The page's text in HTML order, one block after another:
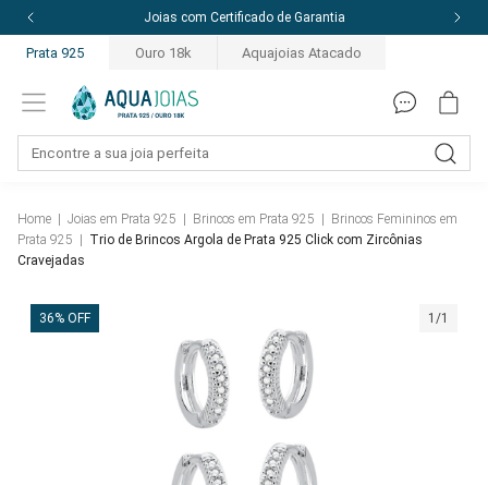
Joias com Certificado de Garantia
Prata 925 Ouro 18k Aquajoias Atacado
Home Joias em Prata 925 Brincos em Prata 925
Brincos Femininos em
Prata 925
Trio de Brincos Argola de Prata 925 Click com Zircônias
Cravejadas
36% OFF 1/1